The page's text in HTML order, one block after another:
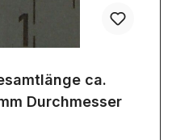
ca.
Durchmesser